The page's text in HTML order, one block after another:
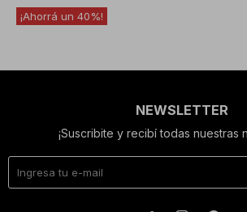
40
NEWSLETTER
¡Suscribite y recibí todas nuestras